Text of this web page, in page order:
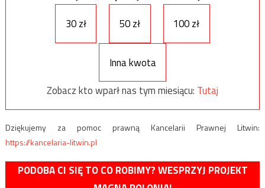
30 zł
50 zł 100 zł
Inna kwota
Zobacz kto wparł nas tym miesiącu: Tutaj
Dziękujemy za pomoc prawną Kancelarii Prawnej Litwin:
https://kancelaria-litwin.pl
PODOBA CI SIĘ TO CO ROBIMY? WESPRZYJ PROJEKT